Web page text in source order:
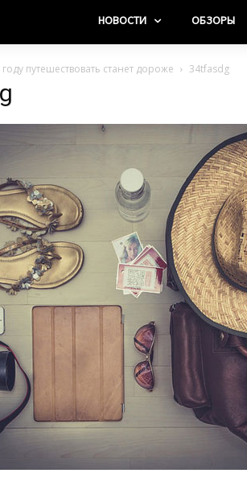
НОВОСТИ ОБЗОРЫ
путешествовать станет дороже 34tfasdg